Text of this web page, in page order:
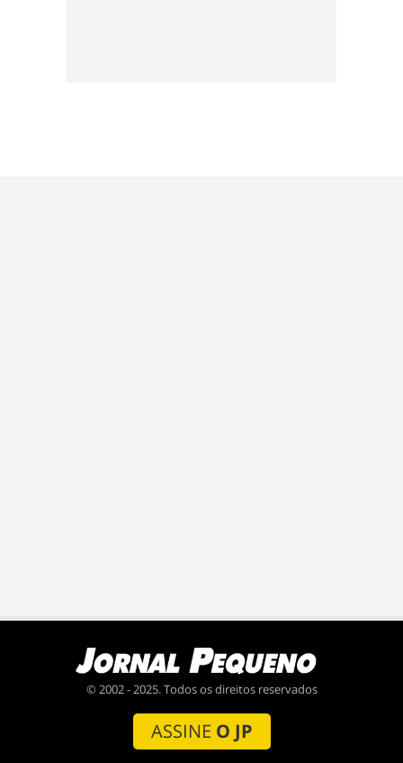
© 2002 - 2025. Todos os direitos reservados
ASSINE O JP